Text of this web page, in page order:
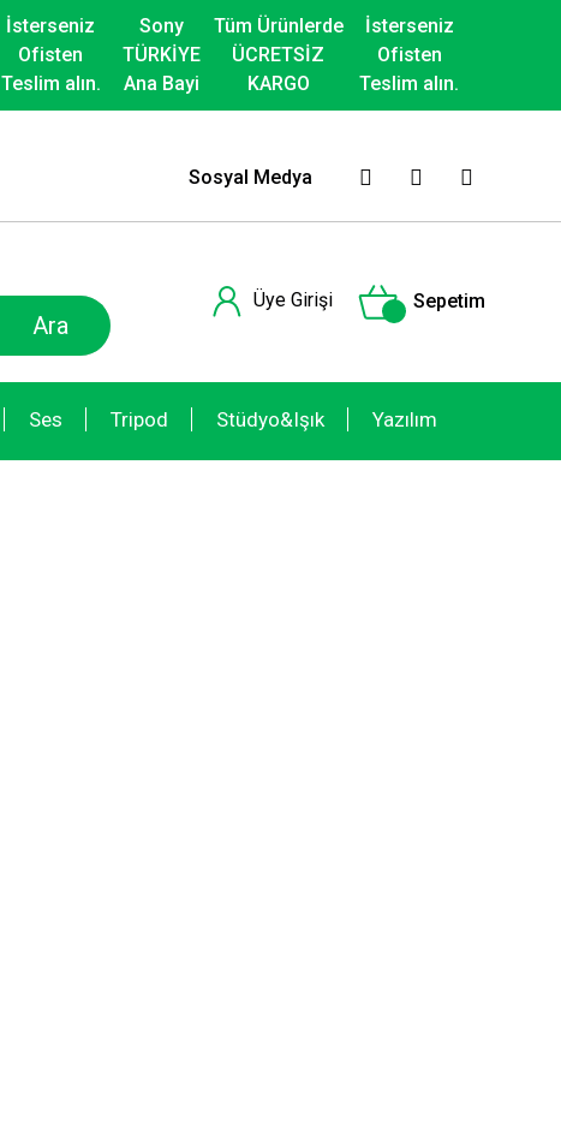
İsterseniz
Ofisten
Teslim alın.
Sony
TÜRKİYE
Ana Bayi
Tüm Ürünlerde
ÜCRETSİZ
KARGO
İsterseniz
Ofisten
Teslim alın.
Sosyal Medya
Ara
Üye Girişi Sepetim
Ses Tripod Stüdyo&Işık Yazılım